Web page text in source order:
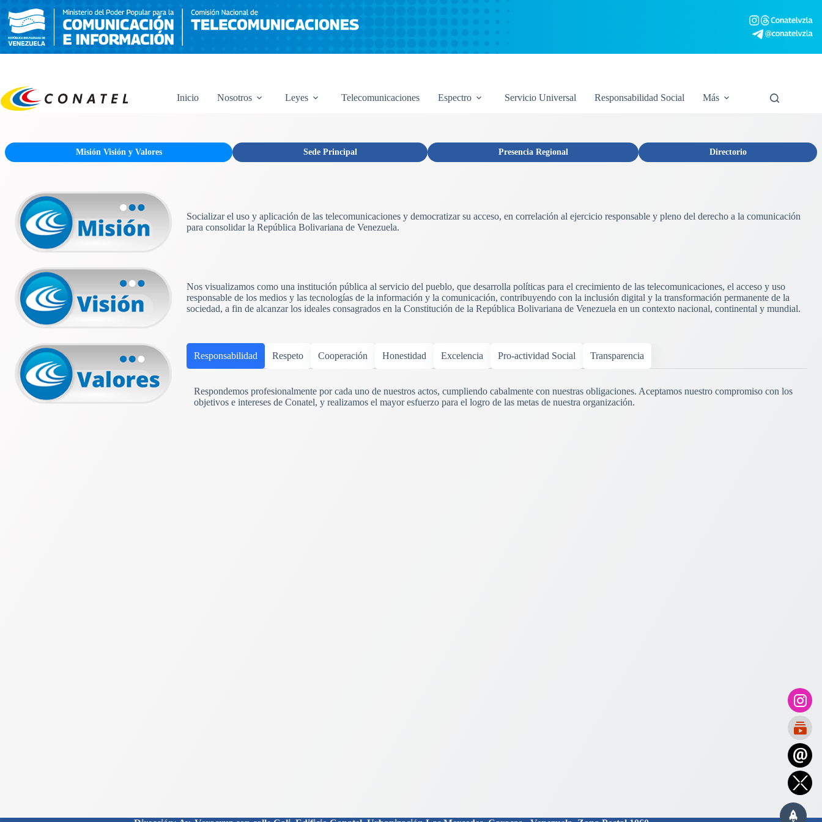
contenido
Inicio Nosotros Leyes Telecomunicaciones Espectro Servicio Universal Responsabilidad Social Más
Misión Visión y Valores Sede Principal Presencia Regional Directorio
Socializar el uso y aplicación de las telecomunicaciones y democratizar su acceso, en correlación al ejercicio responsable y pleno del derecho a la comunicación
para consolidar la República Bolivariana de Venezuela.
Nos visualizamos como una institución pública al servicio del pueblo, que desarrolla políticas para el crecimiento de las telecomunicaciones, el acceso y uso
responsable de los medios y las tecnologías de la información y la comunicación, contribuyendo con la inclusión digital y la transformación permanente de la
sociedad, a fin de alcanzar los ideales consagrados en la Constitución de la República Bolivariana de Venezuela en un contexto nacional, continental y mundial.
Responsabilidad Respeto Cooperación Honestidad Excelencia Pro-actividad Social Transparencia
Respondemos profesionalmente por cada uno de nuestros actos, cumpliendo cabalmente con nuestras obligaciones. Aceptamos nuestro compromiso con los
objetivos e intereses de Conatel, y realizamos el mayor esfuerzo para el logro de las metas de nuestra organización.